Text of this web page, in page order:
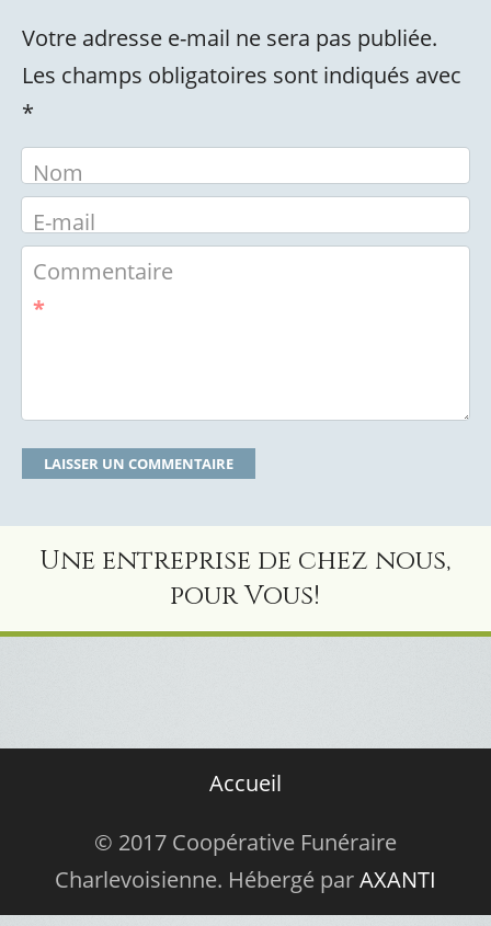
Votre adresse e-mail ne sera pas publiée.
Les champs obligatoires sont indiqués avec
*
Nom
E-mail
Commentaire
*
Une entreprise de chez nous,
pour Vous!
Accueil
© 2017 Coopérative Funéraire
Charlevoisienne. Hébergé parAXANTI